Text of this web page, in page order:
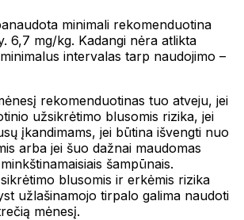
minimali rekomenduotina
6,7 mg/kg. Kadangi nėra atlikta
intervalas tarp naudojimo –
rekomenduotinas tuo atveju, jei
užsikrėtimo blusomis rizika, jei
įkandimams, jei būtina išvengti nuo
arba jei šuo dažnai maudomas
šampūnais.
blusomis ir erkėmis rizika
užlašinamojo tirpalo galima naudoti
mėnesį.